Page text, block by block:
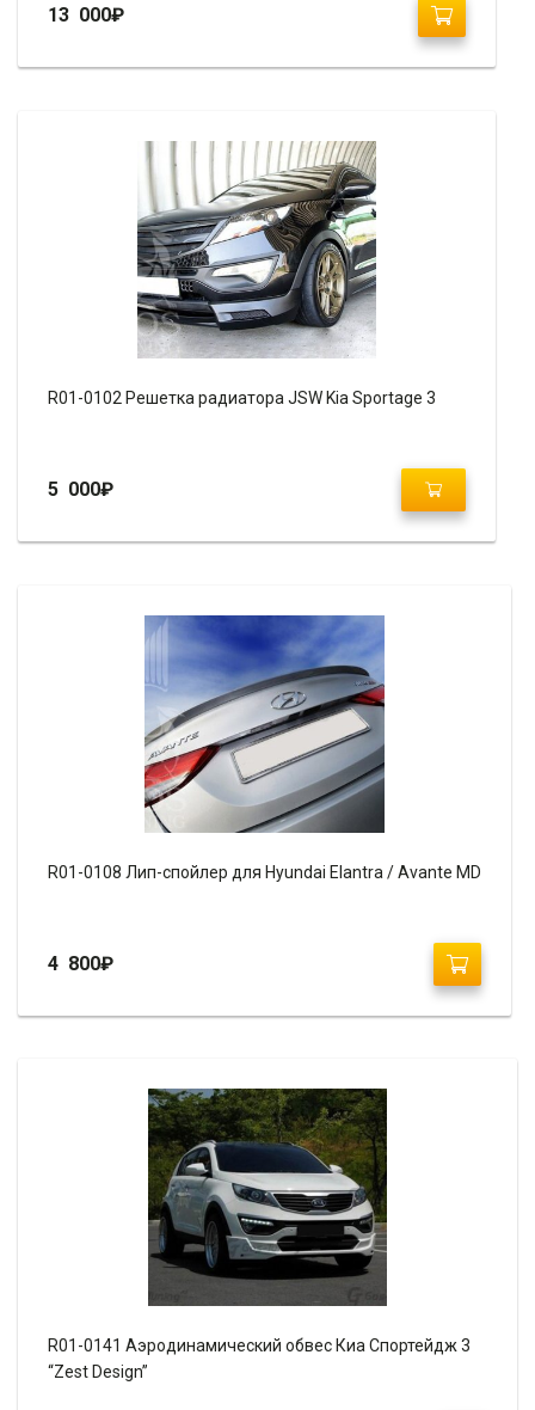
13 000₽
R01-0102 Решетка радиатора JSW Kia Sportage 3
5 000₽
R01-0108 Лип-спойлер для Hyundai Elantra / Avante MD
4 800₽
R01-0141 Аэродинамический обвес Киа Спортейдж 3
“Zest Design”